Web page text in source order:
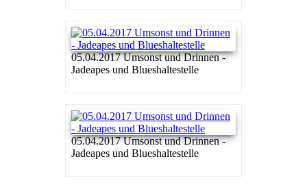
05.04.2017 Umsonst und Drinnen -
Jadeapes und Blueshaltestelle
05.04.2017 Umsonst und Drinnen -
Jadeapes und Blueshaltestelle